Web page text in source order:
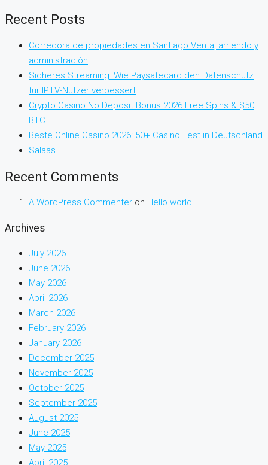
Recent Posts
Corredora de propiedades en Santiago Venta, arriendo y
administración
Sicheres Streaming: Wie Paysafecard den Datenschutz
für IPTV-Nutzer verbessert
Crypto Casino No Deposit Bonus 2026 Free Spins & $50
BTC
Beste Online Casino 2026: 50+ Casino Test in Deutschland
Salaas
Recent Comments
A WordPress Commenter on Hello world!
Archives
July 2026
June 2026
May 2026
April 2026
March 2026
February 2026
January 2026
December 2025
November 2025
October 2025
September 2025
August 2025
June 2025
May 2025